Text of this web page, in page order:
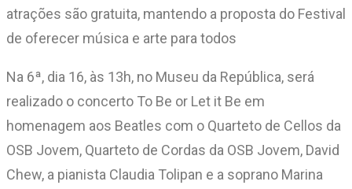
atrações são gratuita, mantendo a proposta do Festival
de oferecer música e arte para todos
Na 6ª, dia 16, às 13h, no Museu da República, será
realizado o concerto To Be or Let it Be em
homenagem aos Beatles com o Quarteto de Cellos da
OSB Jovem, Quarteto de Cordas da OSB Jovem, David
Chew, a pianista Claudia Tolipan e a soprano Marina